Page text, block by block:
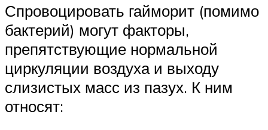
Спровоцировать гайморит (помимо
бактерий) могут факторы,
препятствующие нормальной
циркуляции воздуха и выходу
слизистых масс из пазух. К ним
относят: